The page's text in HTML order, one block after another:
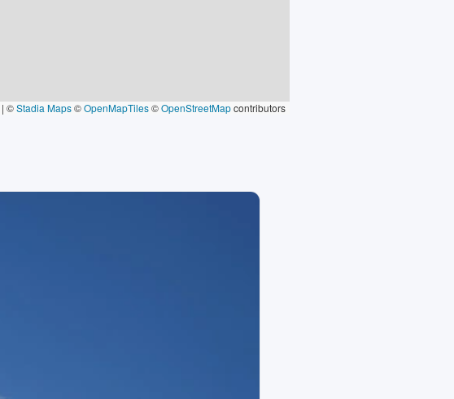
| ©Stadia Maps©OpenMapTiles©OpenStreetMapcontributors